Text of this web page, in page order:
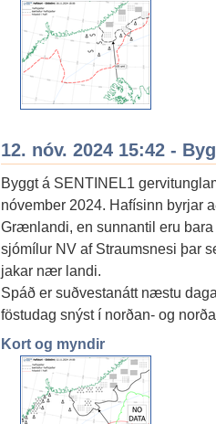
12. nóv. 2024 15:42 -
Byggt á SENTINEL1
nóvember 2024. Hafísinn byrjar
Grænlandi, en sunnantil eru
sjómílur NV af Straumsnesi þar
jakar nær landi.
Spáð er suðvestanátt næstu
föstudag snýst í norðan- og
Kort og myndir